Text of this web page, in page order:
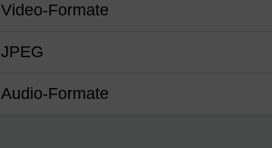
Video-Formate
JPEG
Audio-Formate